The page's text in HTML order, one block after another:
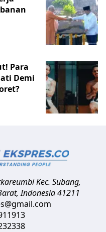
Para
Demi
Kec. Subang,
,Indonesia41211